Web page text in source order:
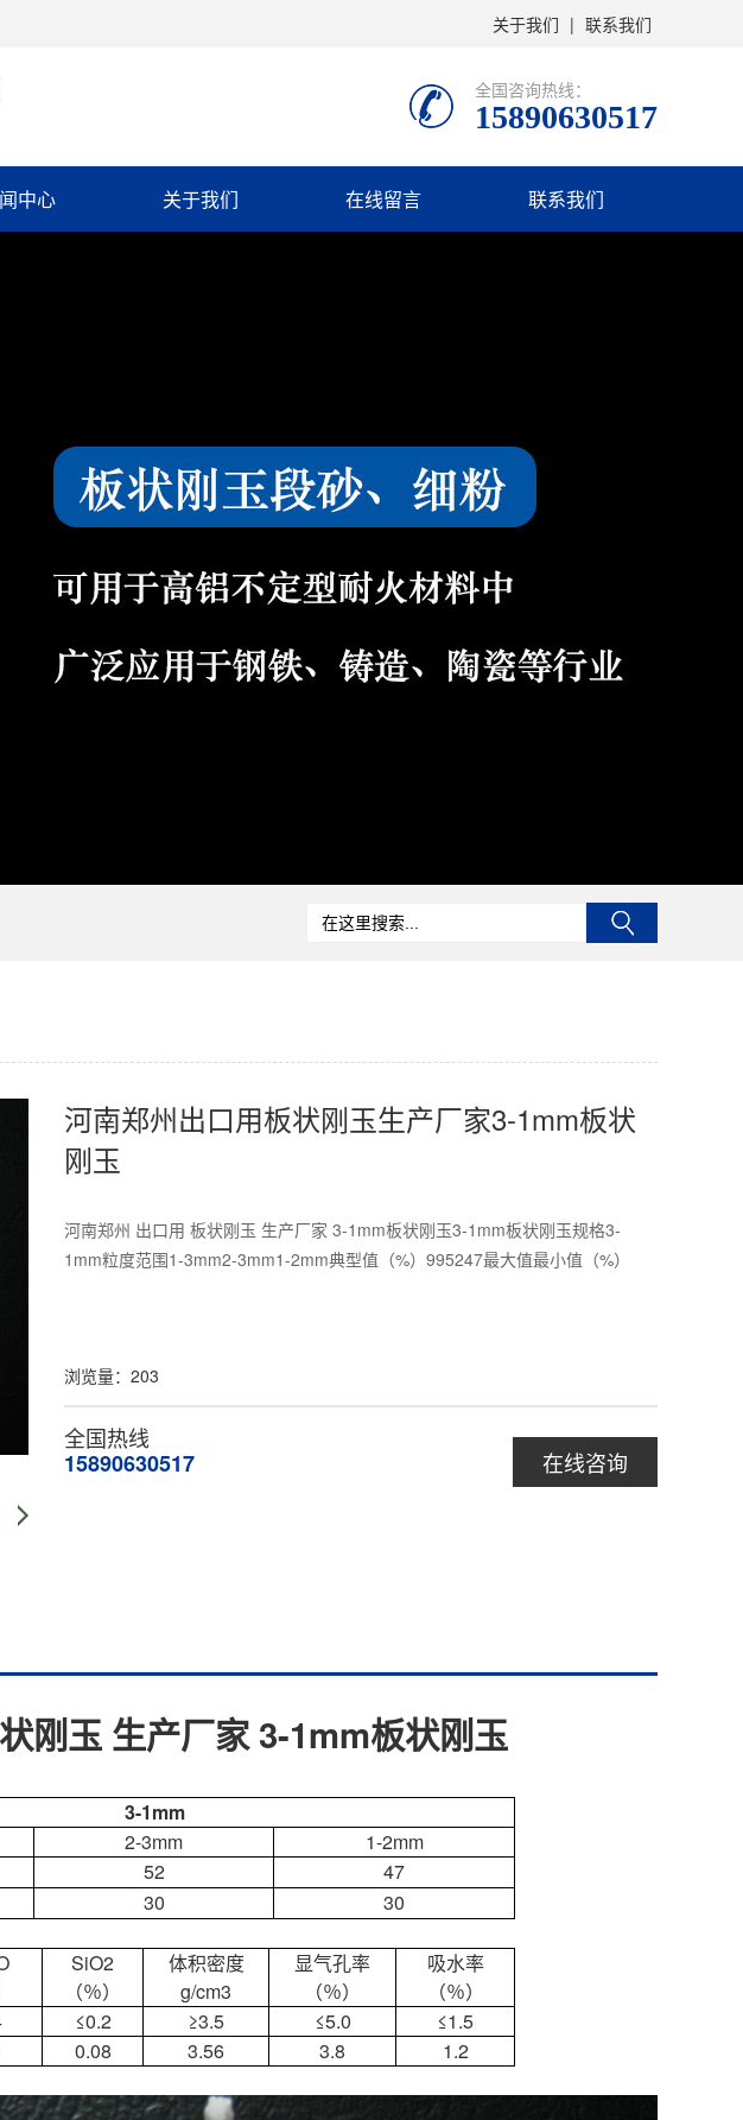
关于我们 | 联系我们
全国咨询热线：
15890630517
中心 关于我们 在线留言 联系我们
河南郑州出口用板状刚玉生产厂家3-1mm板状
刚玉
河南郑州 出口用 板状刚玉 生产厂家 3-1mm板状刚玉3-1mm板状刚玉规格3-
1mm粒度范围1-3mm2-3mm1-2mm典型值（%）995247最大值最小值（%）
浏览量： 203
在线咨询
全国热线
15890630517
刚玉 生产厂家 3-1mm板状刚玉
3-1mm
2-3mm
1-2mm
52
47
30
30
SiO2
（％）
体积密度
g/cm3
显气孔率
（％）
吸水率
（％）
≤0.2 ≥3.5 ≤5.0
≤1.5
0.08 3.56 3.8
1.2